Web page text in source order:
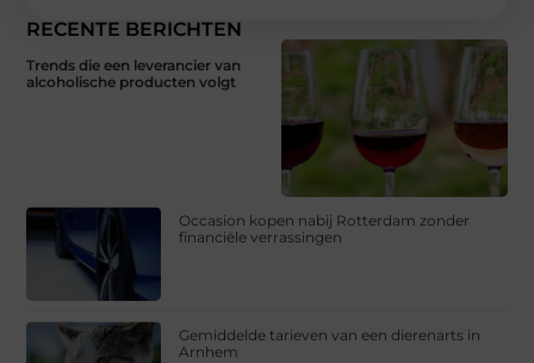
RECENTE BERICHTEN
Trends die een leverancier van
alcoholische producten volgt
Occasion kopen nabij Rotterdam zonder
financiële verrassingen
Gemiddelde tarieven van een dierenarts in
Arnhem